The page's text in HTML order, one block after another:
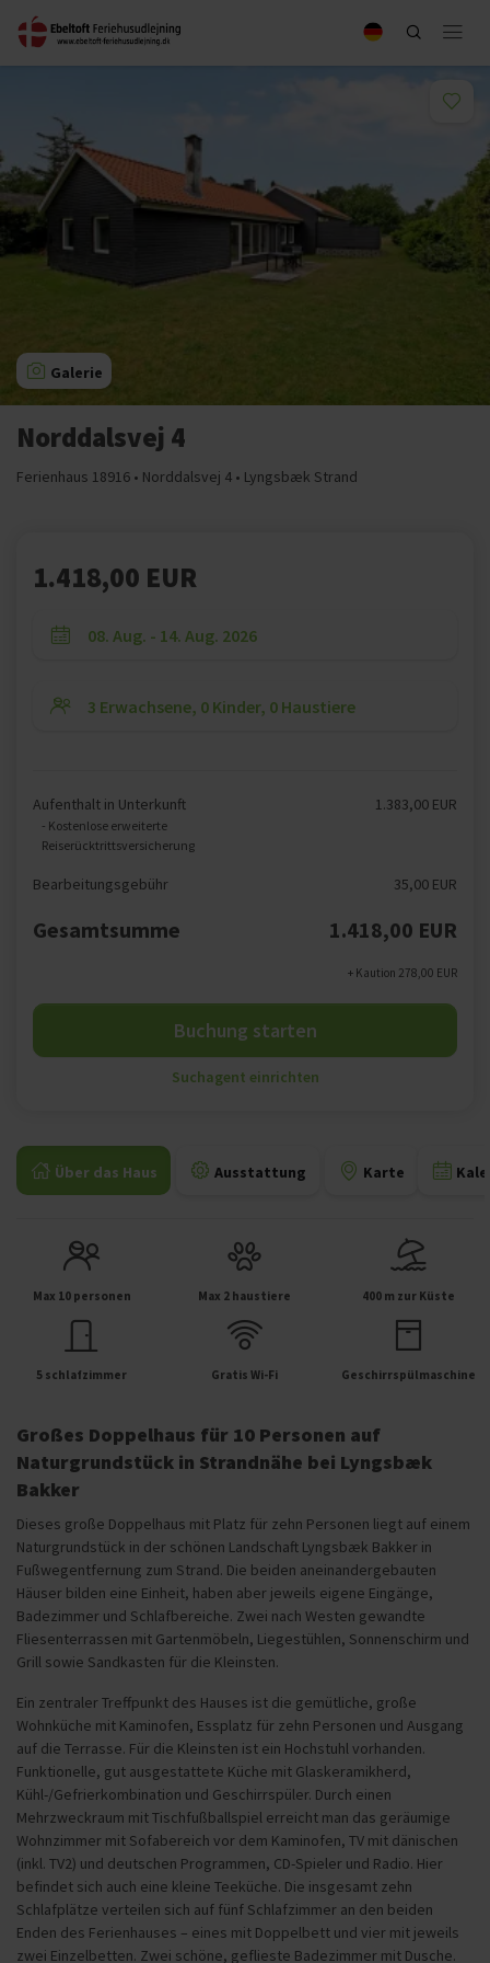
Galerie
Norddalsvej 4
Ferienhaus 18916 • Norddalsvej 4 • Lyngsbæk Strand
Über das Haus Ausstattung Karte
Max 10 personen Max 2 haustiere 400 m zur Küste
5 schlafzimmer Gratis Wi-Fi Geschirrspülmaschine
Großes Doppelhaus für 10 Personen auf
Naturgrundstück in Strandnähe bei Lyngsbæk
Bakker
Dieses große Doppelhaus mit Platz für zehn Personen liegt auf einem
Naturgrundstück in der schönen Landschaft Lyngsbæk Bakker in
Fußwegentfernung zum Strand. Die beiden aneinandergebauten
Häuser bilden eine Einheit, haben aber jeweils eigene Eingänge,
Badezimmer und Schlafbereiche. Zwei nach Westen gewandte
Fliesenterrassen mit Gartenmöbeln, Liegestühlen, Sonnenschirm und
Grill sowie Sandkasten für die Kleinsten.
Ein zentraler Treffpunkt des Hauses ist die gemütliche, große
Wohnküche mit Kaminofen, Essplatz für zehn Personen und Ausgang
auf die Terrasse. Für die Kleinsten ist ein Hochstuhl vorhanden.
Funktionelle, gut ausgestattete Küche mit Glaskeramikherd,
Kühl-/Gefrierkombination und Geschirrspüler. Durch einen
Mehrzweckraum mit Tischfußballspiel erreicht man das geräumige
Wohnzimmer mit Sofabereich vor dem Kaminofen, TV mit dänischen
(inkl. TV2) und deutschen Programmen, CD-Spieler und Radio. Hier
befindet sich auch eine kleine Teeküche. Die insgesamt zehn
Schlafplätze verteilen sich auf fünf Schlafzimmer an den beiden
Enden des Ferienhauses – eines mit Doppelbett und vier mit jeweils
zwei Einzelbetten. Zwei schöne, geflieste Badezimmer mit Dusche.
1.418,00 EUR
Aufenthalt in Unterkunft
- Kostenlose erweiterte
Reiserücktrittsversicherung
1.383,00 EUR
Bearbeitungsgebühr 35,00 EUR
Gesamtsumme 1.418,00 EUR
+ Kaution 278,00 EUR
Buchung starten
Suchagent einrichten